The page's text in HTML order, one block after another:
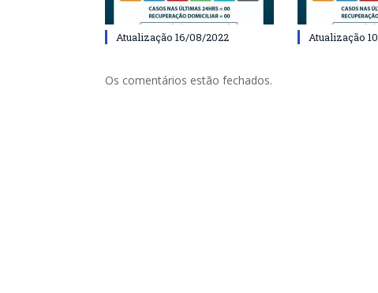
Atualização 16/08/2022 Atualização
Os comentários estão fechados.